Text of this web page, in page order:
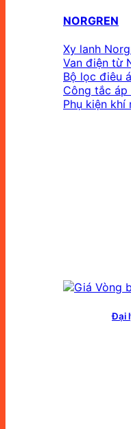
NORGREN
Xy lanh
Van điện từ
Bộ lọc điêu
Công tắc
Phụ kiện khí
Đại